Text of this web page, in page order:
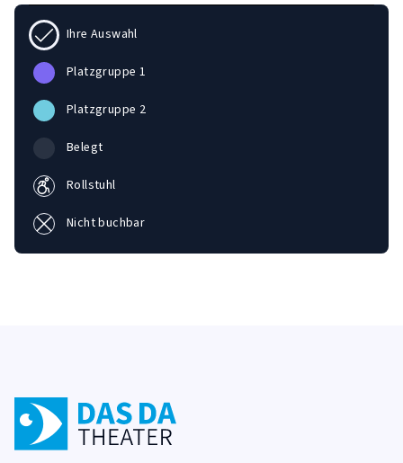
Ihre Auswahl
Platzgruppe 1
Platzgruppe 2
Belegt
Rollstuhl
Nicht buchbar